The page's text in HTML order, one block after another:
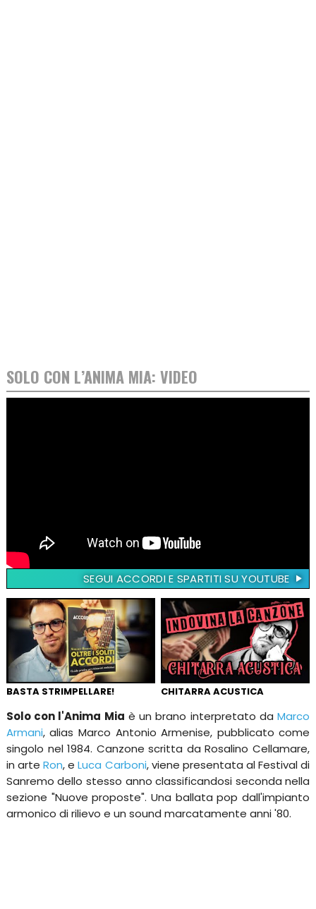
SOLO CON L’ANIMA MIA: VIDEO
SEGUI ACCORDI E SPARTITI SU YOUTUBE
BASTA STRIMPELLARE! CHITARRA ACUSTICA
Solo con l'Anima Mia è un brano interpretato daMarco
Armani, alias Marco Antonio Armenise, pubblicato come
singolo nel 1984. Canzone scritta da Rosalino Cellamare,
in arteRon, eLuca Carboni, viene presentata al Festival di
Sanremo dello stesso anno classificandosi seconda nella
sezione "Nuove proposte". Una ballata pop dall'impianto
armonico di rilievo e un sound marcatamente anni '80.